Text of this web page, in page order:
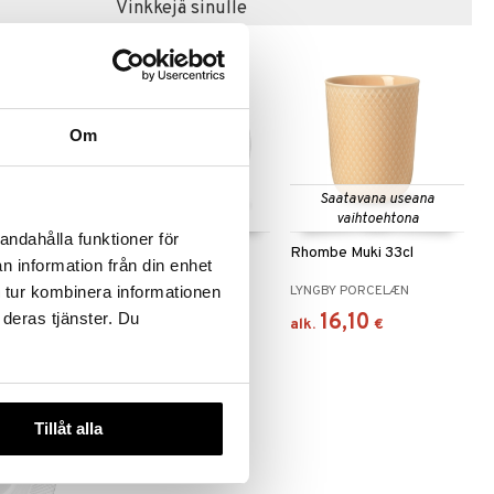
Om
funktioner för
information från din enhet
kombinera informationen
tjänster. Du
Tillåt alla
Vinkkejä sinulle
Rhombe Lautanen
LYNGBY PORCELÆN
23,90
Saatavana useana
vaihtoehtona
Rhombe Muki 33cl
LYNGBY PORCELÆN
alk. 16,10 €